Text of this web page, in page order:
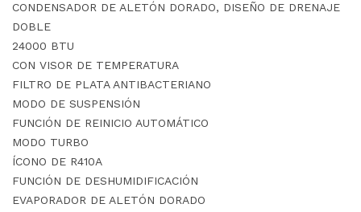
CONDENSADOR DE ALETÓN DORADO, DISEÑO DE DRENAJE
DOBLE
24000 BTU
CON VISOR DE TEMPERATURA
FILTRO DE PLATA ANTIBACTERIANO
MODO DE SUSPENSIÓN
FUNCIÓN DE REINICIO AUTOMÁTICO
MODO TURBO
ÍCONO DE R410A
FUNCIÓN DE DESHUMIDIFICACIÓN
EVAPORADOR DE ALETÓN DORADO